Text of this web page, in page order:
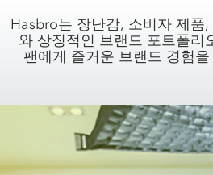
Hasbro는 장난감, 소비자 제품
와 상징적인 브랜드 포트폴리
팬에게 즐거운 브랜드 경험